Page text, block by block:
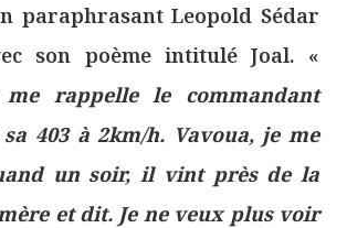
paraphrasant Leopold Sédar
son poème intitulé Joal. «
me rappelle le commandant
403 à 2km/h. Vavoua, je me
un soir, il vint près de la
et dit. Je ne veux plus voir